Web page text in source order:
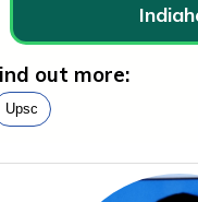
out more:
Upsc